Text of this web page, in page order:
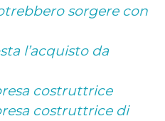
sorgere con
l’acquisto da
costruttrice
costruttrice di